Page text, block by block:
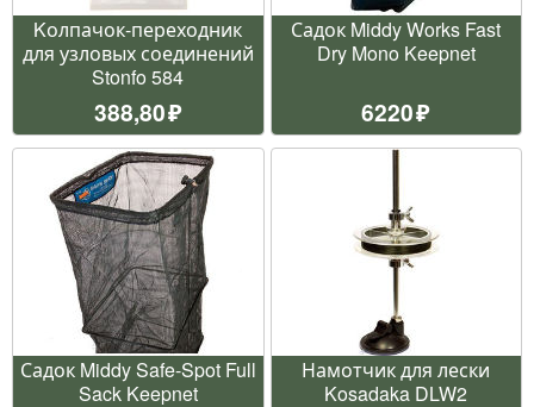
Kолпачок-переходник
для узловых соединений
Stonfo 584
388,80
Садок Middy Works Fast
Dry Mono Keepnet
6220
Садок Middy Safe-Spot Full
Sack Keepnet
Намотчик для лески
Kosadaka DLW2